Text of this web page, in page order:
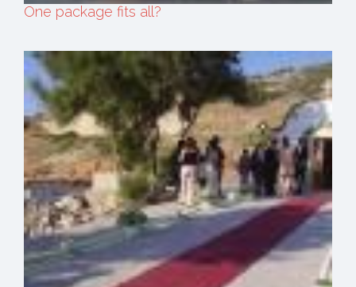
One package fits all?